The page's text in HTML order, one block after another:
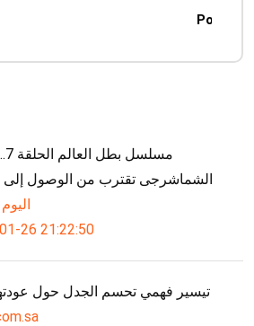
Post
الشماشرجى تقترب من الوصول إلى
26 21:22:50
تيسير فهمي تحسم الجدل حول